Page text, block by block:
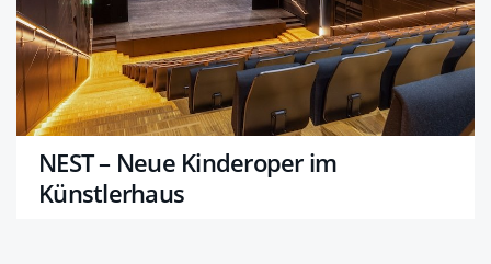
NEST – Neue Kinderoper im
Künstlerhaus